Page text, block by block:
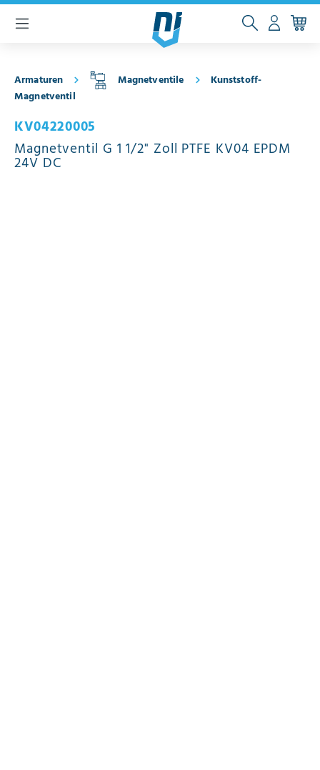
springen
Armaturen Magnetventile
Kunststoff-
Magnetventil
KV04220005
Magnetventil G 1 1/2" Zoll PTFE KV04 EPDM
24V DC